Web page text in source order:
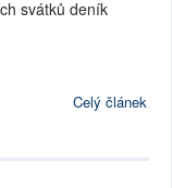
svátků deník
Celý článek